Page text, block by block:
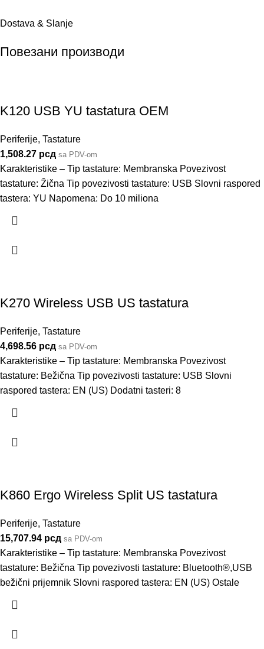
Dostava & Slanje
Повезани производи
K120 USB YU tastatura OEM
Periferije, Tastature
1,508.27 рсд sa PDV-om
Karakteristike – Tip tastature: Membranska Povezivost
tastature: Žična Tip povezivosti tastature: USB Slovni raspored
tastera: YU Napomena: Do 10 miliona
K270 Wireless USB US tastatura
Periferije, Tastature
4,698.56 рсд sa PDV-om
Karakteristike – Tip tastature: Membranska Povezivost
tastature: Bežična Tip povezivosti tastature: USB Slovni
raspored tastera: EN (US) Dodatni tasteri: 8
K860 Ergo Wireless Split US tastatura
Periferije, Tastature
15,707.94 рсд sa PDV-om
Karakteristike – Tip tastature: Membranska Povezivost
tastature: Bežična Tip povezivosti tastature: Bluetooth®,USB
bežični prijemnik Slovni raspored tastera: EN (US) Ostale